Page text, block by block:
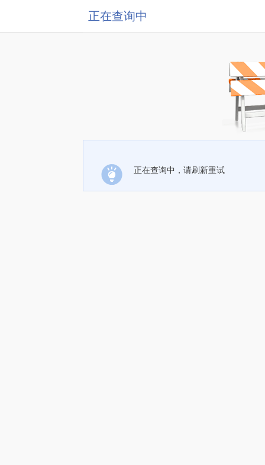
正在查询中
正在查询中，请刷新重试